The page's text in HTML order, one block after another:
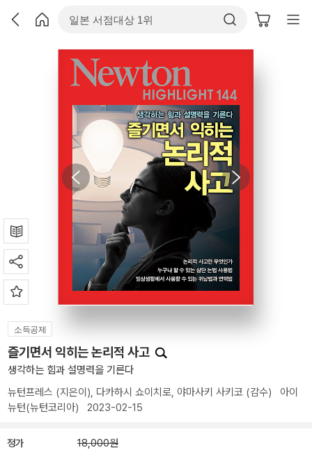
소득공제
즐기면서 익히는 논리적 사고
생각하는 힘과 설명력을 기른다
뉴턴프레스 (지은이), 다카하시 쇼이치로, 야마사키 사키코 (감수) 아이
뉴턴(뉴턴코리아) 2023-02-15
정가 18,000원